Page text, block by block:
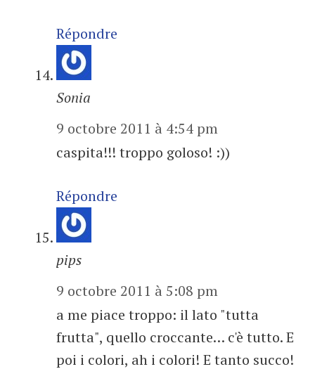
Répondre
Sonia
9 octobre 2011 à 4:54 pm
caspita!!! troppo goloso! :))
Répondre
pips
9 octobre 2011 à 5:08 pm
a me piace troppo: il lato "tutta
frutta", quello croccante… c'è tutto. E
poi i colori, ah i colori! E tanto succo!